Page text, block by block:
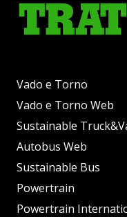
Vado e Torno
Vado e Torno Web
Sustainable
Autobus Web
Sustainable Bus
Powertrain
Powertrain